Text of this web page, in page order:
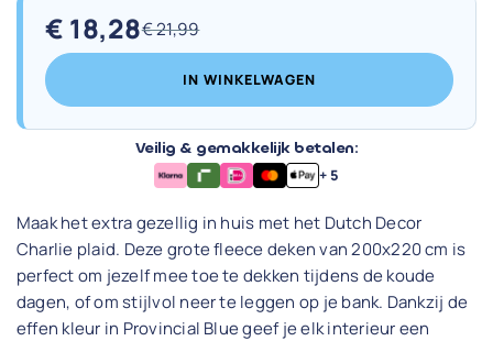
€21,99
Oorspronkelijke
prijs
was:
€ 21,99.
€ 18,28
Huidige
prijs
is:
€ 18,28.
IN WINKELWAGEN
Veilig & gemakkelijk betalen:
+ 5
Maak het extra gezellig in huis met het Dutch Decor
Charlie plaid. Deze grote fleece deken van 200x220 cm is
perfect om jezelf mee toe te dekken tijdens de koude
dagen, of om stijlvol neer te leggen op je bank. Dankzij de
effen kleur in Provincial Blue geef je elk interieur een